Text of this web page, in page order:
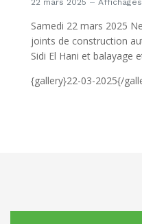
22 mars 2025
Samedi 22 mars 2025
joints de construction
Sidi El Hani et balayage
{gallery}22-03-2025{/